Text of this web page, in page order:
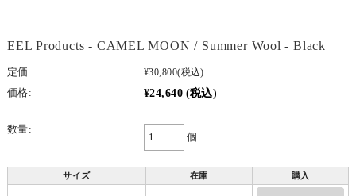
EEL Products - CAMEL MOON / Summer Wool - Black
定価: ¥30,800(税込)
価格:
¥24,640 (税込)
数量:
個
サイズ 在庫 購入